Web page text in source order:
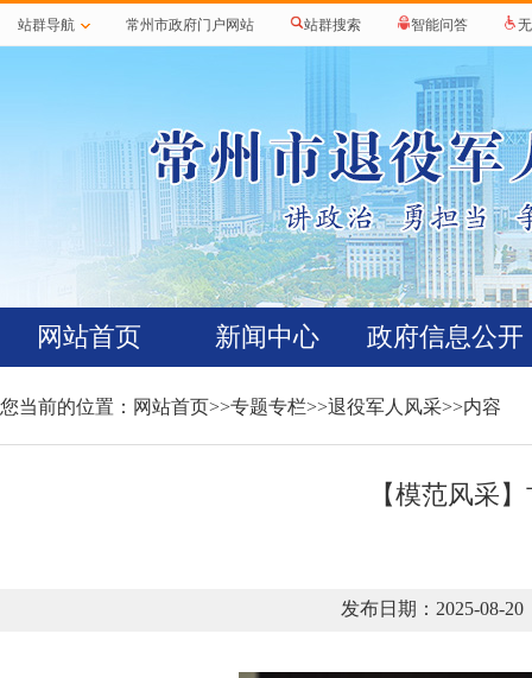
站群导航 常州市政府门户网站 站群搜索 智能问答
网站首页 新闻中心 政府信息公开
您当前的位置： 网站首页>>专题专栏>>退役军人风采>>内容
【模范风采
发布日期：2025-08-